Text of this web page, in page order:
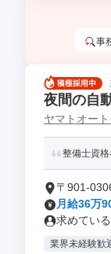
事
夜間の自
ヤマトオー
整備士資
〒901-
月給36万
求めてい
業界未経験歓